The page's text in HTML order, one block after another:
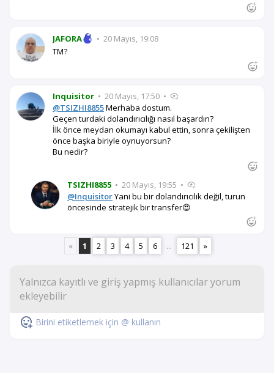
JAFORA • 20 Mayıs, 19:08
TM?
Inquisitor • 20 Mayıs, 17:50 •
@TSIZHI8855Merhaba dostum.
Geçen turdaki dolandırıcılığı nasıl başardın?
İlk önce meydan okumayı kabul ettin, sonra çekilişten
önce başka biriyle oynuyorsun?
Bu nedir?
TSIZHI8855 • 20 Mayıs, 19:55 •
@InquisitorYani bu bir dolandırıcılık değil, turun
öncesinde stratejik bir transfer😍
« 1 2 3 4 5 6 ... 121 »
Birini etiketlemek için @ kullanın